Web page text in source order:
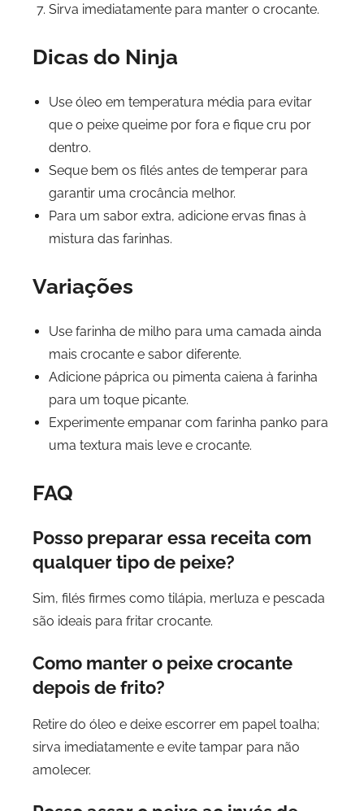
Sirva imediatamente para manter o crocante.
Dicas do Ninja
Use óleo em temperatura média para evitar
que o peixe queime por fora e fique cru por
dentro.
Seque bem os filés antes de temperar para
garantir uma crocância melhor.
Para um sabor extra, adicione ervas finas à
mistura das farinhas.
Variações
Use farinha de milho para uma camada ainda
mais crocante e sabor diferente.
Adicione páprica ou pimenta caiena à farinha
para um toque picante.
Experimente empanar com farinha panko para
uma textura mais leve e crocante.
FAQ
Posso preparar essa receita com
qualquer tipo de peixe?
Sim, filés firmes como tilápia, merluza e pescada
são ideais para fritar crocante.
Como manter o peixe crocante
depois de frito?
Retire do óleo e deixe escorrer em papel toalha;
sirva imediatamente e evite tampar para não
amolecer.